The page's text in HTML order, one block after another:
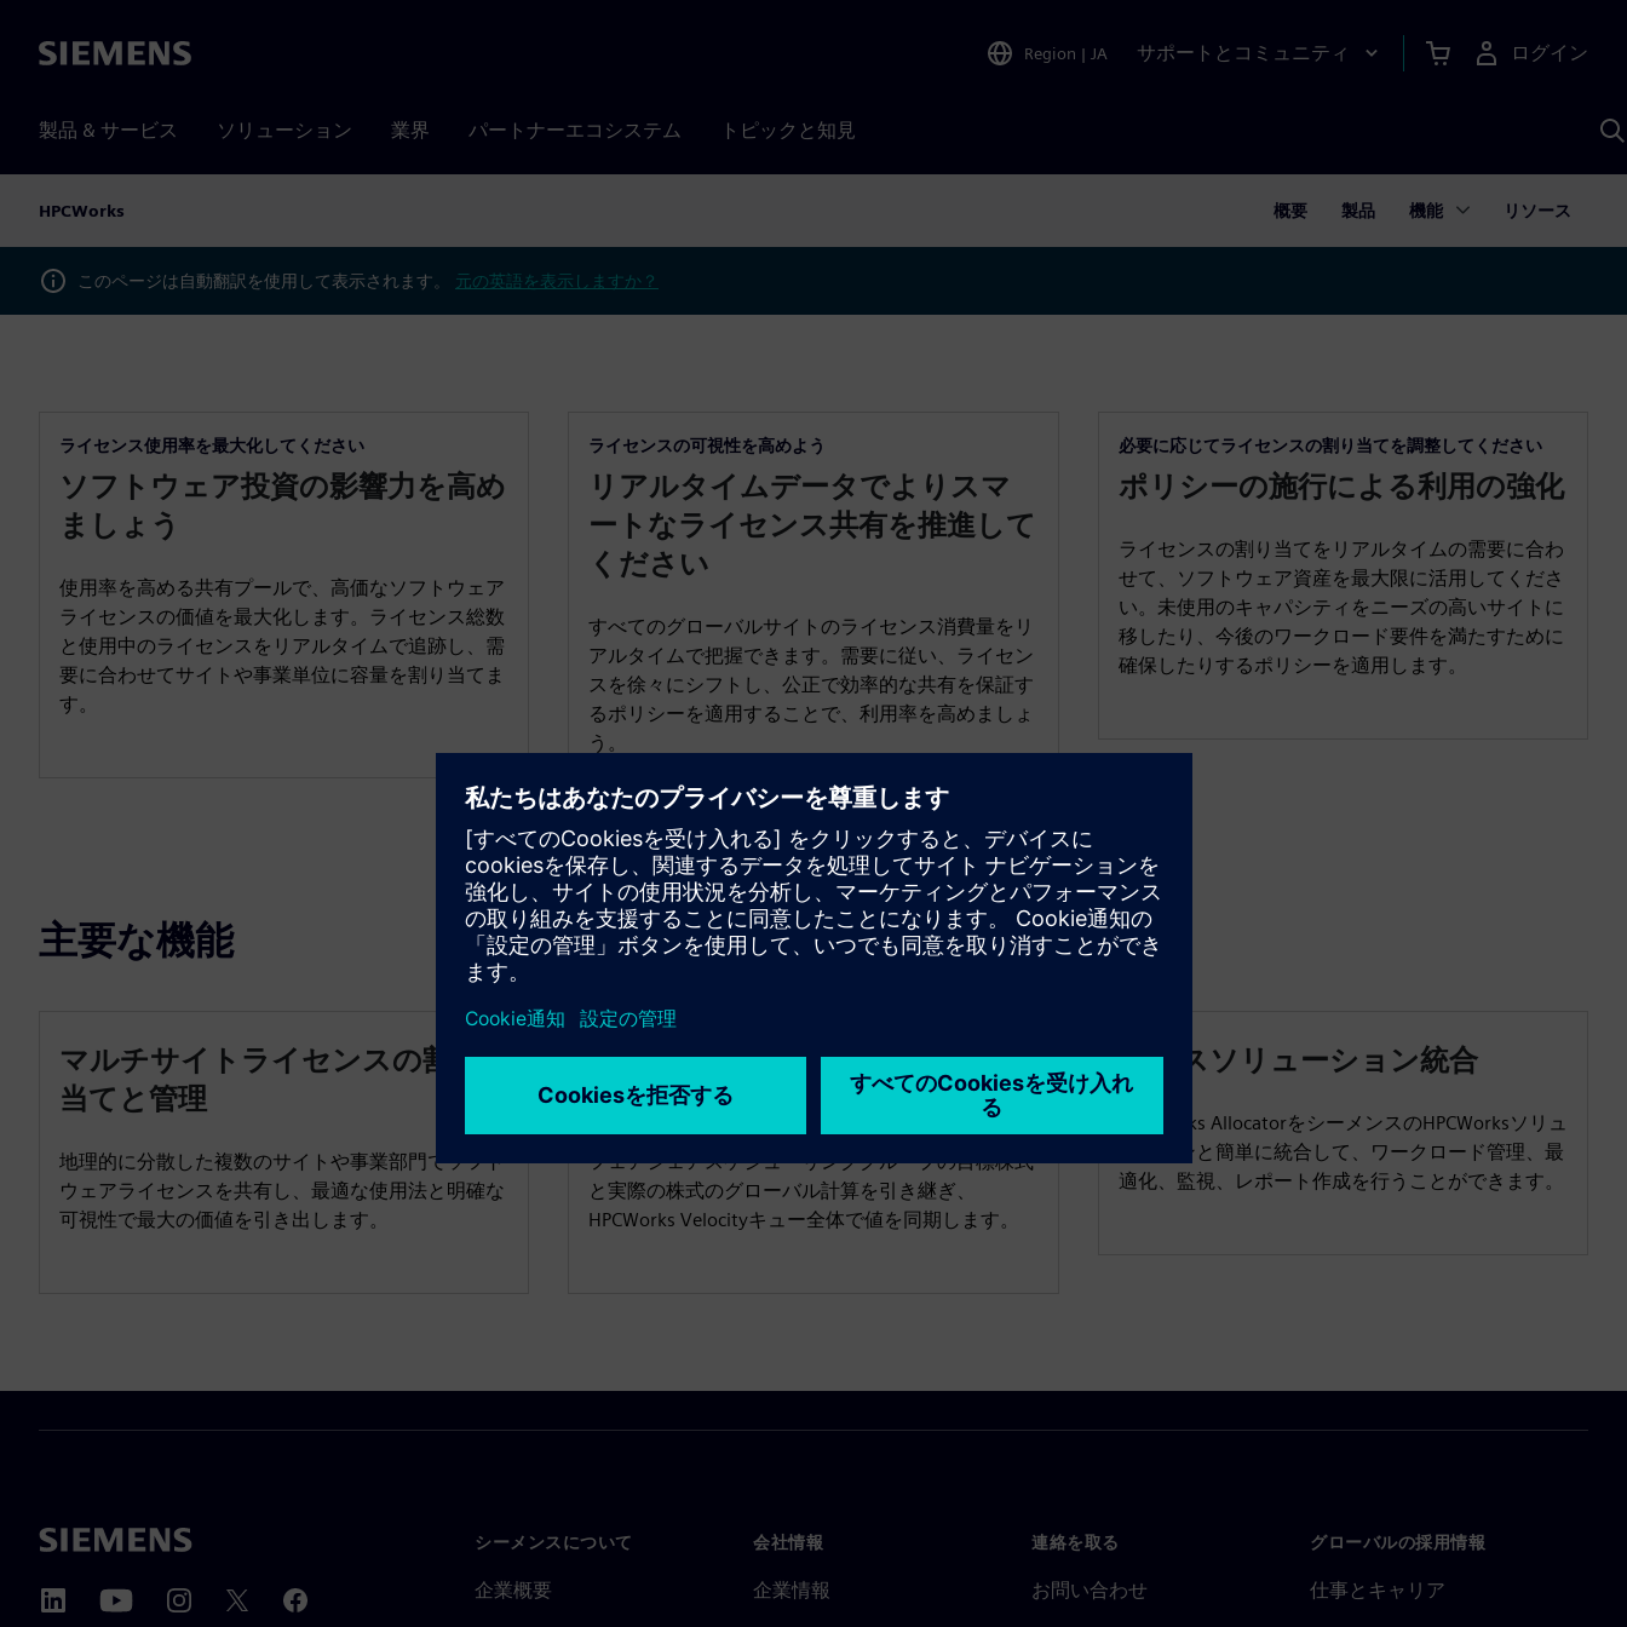
Siemens Region | JA サポートとコミュニティ ログイン
製品 & サービス ソリューション 業界 パートナーエコシステム トピックと知見
HPCWorks 概要 製品 機能 リソース
このページは自動翻訳を使用して表示されます。 元の英語を表示しますか？
ライセンス使用率を最大化してください
ソフトウェア投資の影響力を高め
ましょう
使用率を高める共有プールで、高価なソフトウェア
ライセンスの価値を最大化します。ライセンス総数
と使用中のライセンスをリアルタイムで追跡し、需
要に合わせてサイトや事業単位に容量を割り当てま
す。
ライセンスの可視性を高めよう
リアルタイムデータでよりスマ
ートなライセンス共有を推進して
ください
すべてのグローバルサイトのライセンス消費量をリ
アルタイムで把握できます。需要に従い、ライセン
スを徐々にシフトし、公正で効率的な共有を保証す
るポリシーを適用することで、利用率を高めましょ
う。
必要に応じてライセンスの割り当てを調整してください
ポリシーの施行による利用の強化
ライセンスの割り当てをリアルタイムの需要に合わ
せて、ソフトウェア資産を最大限に活用してくださ
い。未使用のキャパシティをニーズの高いサイトに
移したり、今後のワークロード要件を満たすために
確保したりするポリシーを適用します。
主要な機能
マルチサイトライセンスの割り
当てと管理
地理的に分散した複数のサイトや事業部門でソフト
ウェアライセンスを共有し、最適な使用法と明確な
可視性で最大の価値を引き出します。
マルチキュー・グローバル・フェ
アシェア
フェアシェアスケジューリンググループの目標株式
と実際の株式のグローバル計算を引き継ぎ、
HPCWorks Velocityキュー全体で値を同期します。
クロスソリューション統合
HPCWorks AllocatorをシーメンスのHPCWorksソリュ
ーションと簡単に統合して、ワークロード管理、最
適化、監視、レポート作成を行うことができます。
シーメンスについて
企業概要
会社情報
企業情報
連絡を取る
お問い合わせ
グローバルの採用情報
仕事とキャリア